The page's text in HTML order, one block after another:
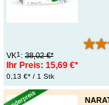
VK1 : 38,02 €*
Ihr Preis: 15,69 €*
0,13 €* / 1 Stk